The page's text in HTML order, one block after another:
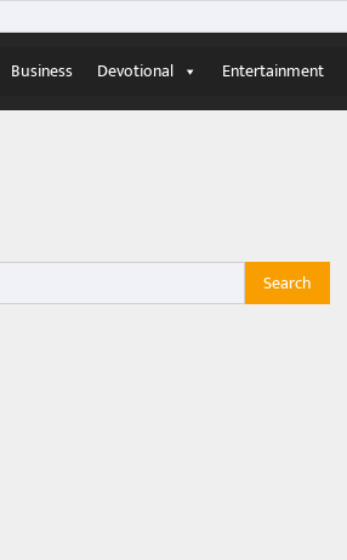
Business Devotional Entertainment